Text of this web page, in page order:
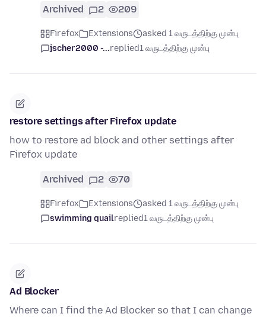
Archived 2 209
Firefox Extensions
asked 1 வருடத்திற்கு முன்பு
jscher2000 -...replied1 வருடத்திற்கு முன்பு
restore settings after Firefox update
how to restore ad block and other settings after
Firefox update
Archived 2 70
Firefox Extensions
asked 1 வருடத்திற்கு முன்பு
swimming quailreplied1 வருடத்திற்கு முன்பு
Ad Blocker
Where can I find the Ad Blocker so that I can change